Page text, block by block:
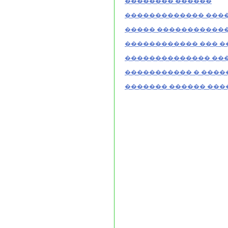
�������������
�����
������������ ���
��������������
����������� �
������� ������